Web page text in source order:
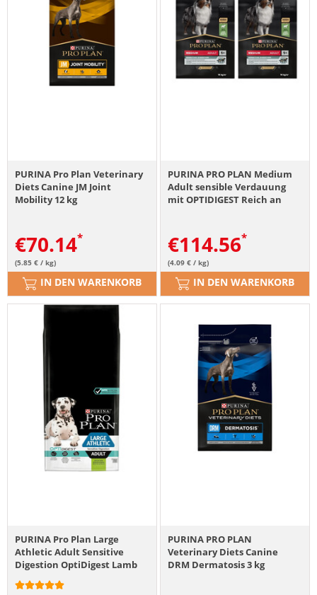
PURINA Pro Plan Veterinary
Diets Canine JM Joint
Mobility 12 kg
€70.14
(5.85 € / kg)
IN DEN WARENKORB
PURINA PRO PLAN Medium
Adult sensible Verdauung
mit OPTIDIGEST Reich an
€114.56
(4.09 € / kg)
IN DEN WARENKORB
PURINA Pro Plan Large
Athletic Adult Sensitive
Digestion OptiDigest Lamb
14 kg
PURINA PRO PLAN
Veterinary Diets Canine
DRM Dermatosis 3 kg